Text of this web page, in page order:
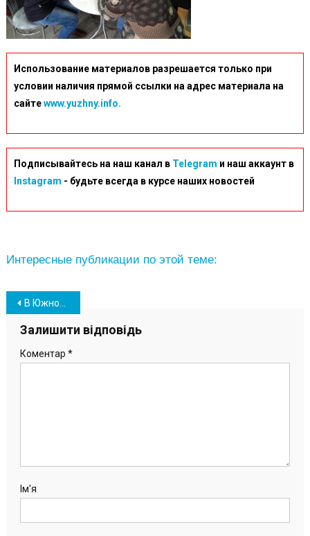
Использование материалов разрешается только при
условии наличия прямой ссылки на адрес материала на
сайтеwww.yuzhny.info.
Подписывайтесь на наш канал в Telegram и наш аккаунт в
Instagram - будьте всегда в курсе наших новостей
Интересные публикации по этой теме:
Навігація
записів
В Южном начался сбор подписей против переименования города
Залишити відповідь
Коментар *
Ім'я